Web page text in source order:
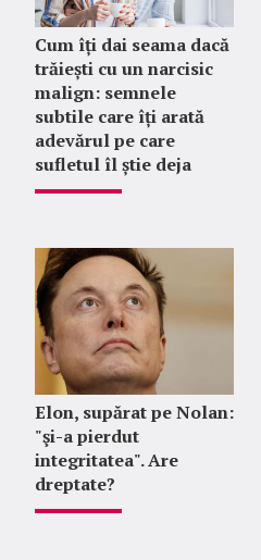
Cum îți dai seama dacă
trăiești cu un narcisic
malign: semnele
subtile care îți arată
adevărul pe care
sufletul îl știe deja
Elon, supărat pe Nolan:
"şi-a pierdut
integritatea". Are
dreptate?